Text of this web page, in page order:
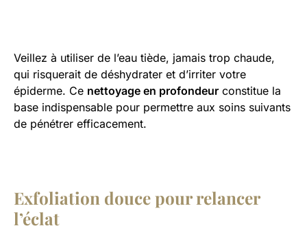
Veillez à utiliser de l’eau tiède, jamais trop chaude,
qui risquerait de déshydrater et d’irriter votre
épiderme. Ce nettoyage en profondeur constitue la
base indispensable pour permettre aux soins suivants
de pénétrer efficacement.
Exfoliation douce pour relancer
l’éclat